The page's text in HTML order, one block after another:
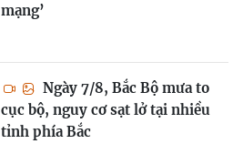
mạng’
Ngày 7/8, Bắc Bộ mưa to
cục bộ, nguy cơ sạt lở tại nhiều
tỉnh phía Bắc